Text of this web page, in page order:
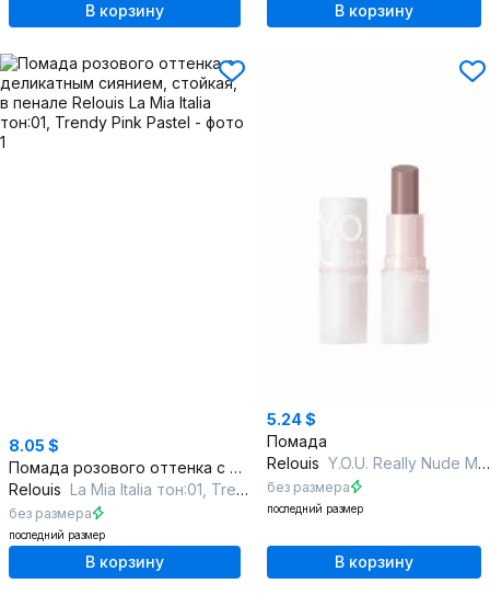
В корзину В корзину
8.05 $
Помада розового оттенка с деликатным сиянием, стойкая, в пенале
Relouis La Mia Italia тон:01, Trendy Pink Pastel
без размера
последний размер
В корзину
5.24 $
Помада
Relouis Y.O.U. Really Nude Mood тон:01 dreamy
без размера
последний размер
В корзину